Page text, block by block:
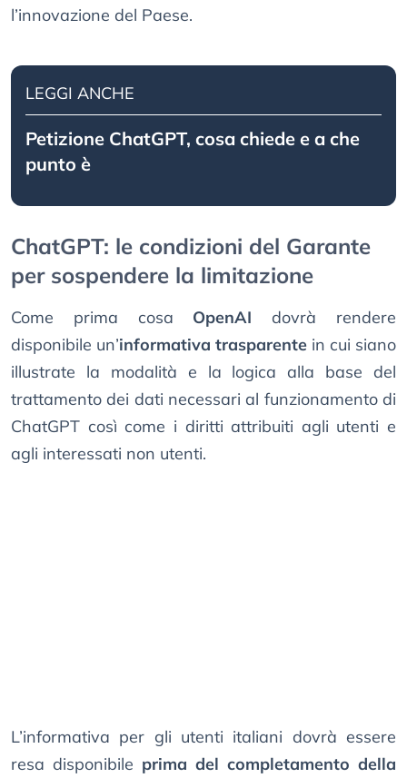
l’innovazione del Paese.
LEGGI ANCHE
Petizione ChatGPT, cosa chiede e a che
punto è
ChatGPT: le condizioni del Garante
per sospendere la limitazione
Come prima cosa OpenAI dovrà rendere
disponibile un’informativa trasparente in cui siano
illustrate la modalità e la logica alla base del
trattamento dei dati necessari al funzionamento di
ChatGPT così come i diritti attribuiti agli utenti e
agli interessati non utenti.
L’informativa per gli utenti italiani dovrà essere
resa disponibile prima del completamento della